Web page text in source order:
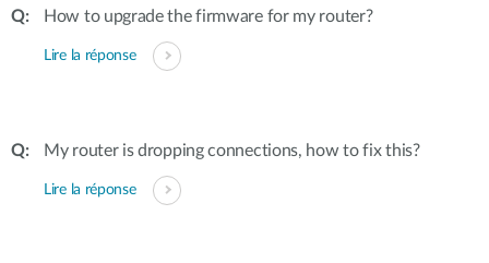
How to upgrade the firmware for my router?
Lire la réponse
My router is dropping connections, how to fix this?
Lire la réponse